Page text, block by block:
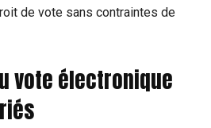
de vote sans contraintes de
vote électronique